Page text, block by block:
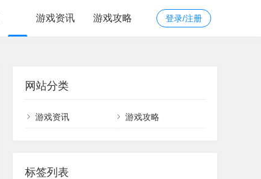
登录/注册
游戏资讯 游戏攻略
网站分类
游戏资讯 游戏攻略
标签列表